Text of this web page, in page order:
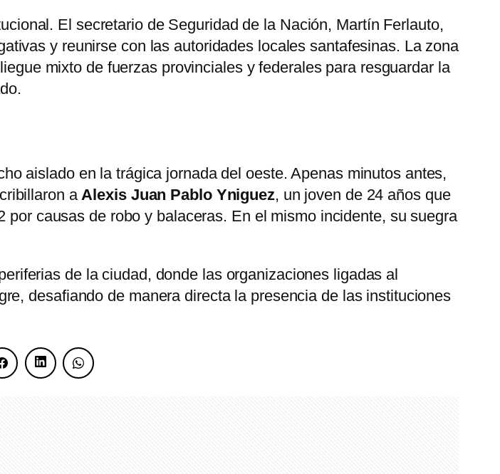
El secretario de Seguridad de la Nación, Martín Ferlauto,
y reunirse con las autoridades locales santafesinas. La zona
mixto de fuerzas provinciales y federales para resguardar la
aislado en la trágica jornada del oeste. Apenas minutos antes,
aAlexis Juan Pablo Yniguez, un joven de 24 años que
causas de robo y balaceras. En el mismo incidente, su suegra
de la ciudad, donde las organizaciones ligadas al
desafiando de manera directa la presencia de las instituciones